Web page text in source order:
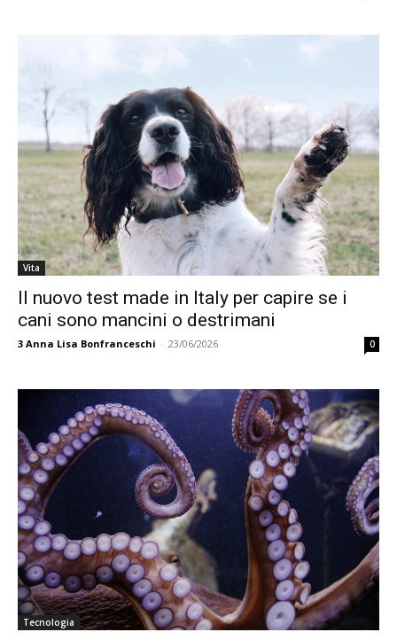
Vita
Il nuovo test made in Italy per capire se i
cani sono mancini o destrimani
3 Anna Lisa Bonfranceschi - 23/06/2026 0
Tecnologia